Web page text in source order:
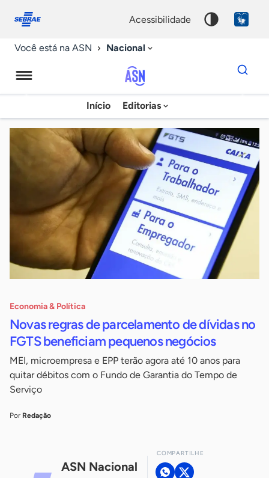
conosco
acessibilidade
Você está na ASN Nacional
Agência
Sebrae
de
Notícias
Início Editorias
Dados
para
chave
Economia & Política
Novas regras de parcelamento de dívidas no
FGTS beneficiam pequenos negócios
MEI, microempresa e EPP terão agora até 10 anos para
quitar débitos com o Fundo de Garantia do Tempo de
Serviço
Por Redação
ASN Nacional
COMPARTILHE